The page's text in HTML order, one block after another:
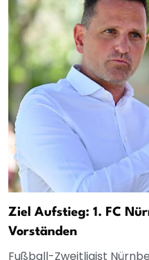
Ziel Aufstieg: 1. FC
Vorständen
Fußball-Zweitligist